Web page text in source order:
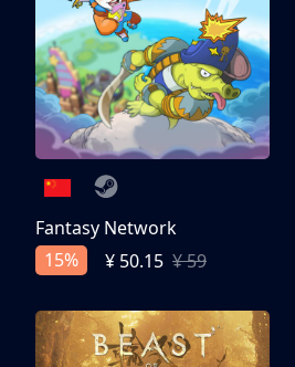
Fantasy Network
15%
¥ 50.15 ¥ 59